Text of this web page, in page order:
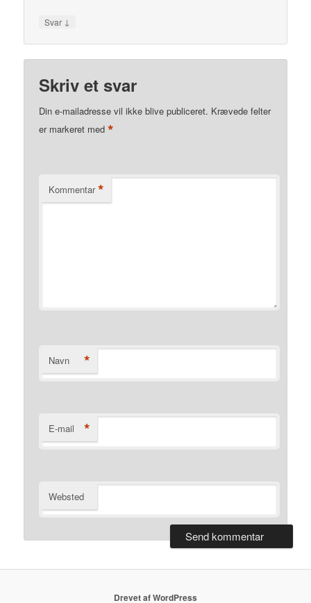
Svar ↓
Skriv et svar
Din e-mailadresse vil ikke blive publiceret. Krævede felter
er markeret med*
Kommentar *
Navn *
E-mail *
Websted
Drevet af WordPress